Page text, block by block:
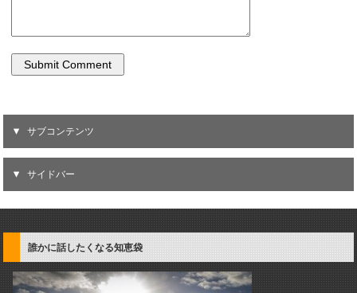
サブコンテンツ
サイドバー
誰かに話したくなる知恵袋